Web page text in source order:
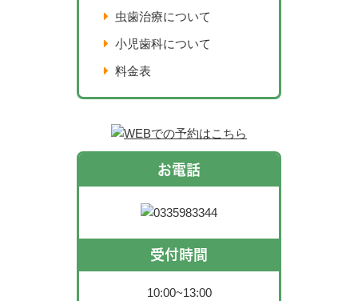
虫歯治療について
小児歯科について
料金表
お電話
受付時間
10:00~13:00